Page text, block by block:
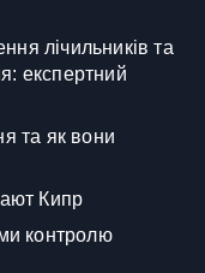
лічильників та
експертний
та як вони
Кипр
контролю